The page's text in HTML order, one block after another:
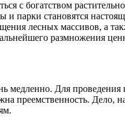
с богатством
парки становятся
лесных массивов, а
размножения
медленно. Для
преемственность.